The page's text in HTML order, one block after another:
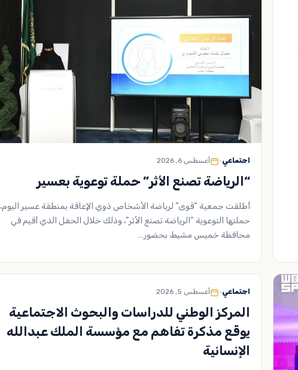
اجتماعي• أغسطس 6, 2026
“الرياضة تصنع الأثر” حملة توعوية بعسير
أطلقت جمعية “قوى” لرياضة الأشخاص ذوي الإعاقة بمنطقة عسير اليوم،
حملتها التوعوية “الرياضة تصنع الأثر”، وذلك خلال الحفل الذي أقيم في
محافظة خميس مشيط، بحضور…
اجتماعي• أغسطس 5, 2026
المركز الوطني للدراسات والبحوث الاجتماعية
يوقّع مذكرة تفاهم مع مؤسسة الملك عبدالله
الإنسانية